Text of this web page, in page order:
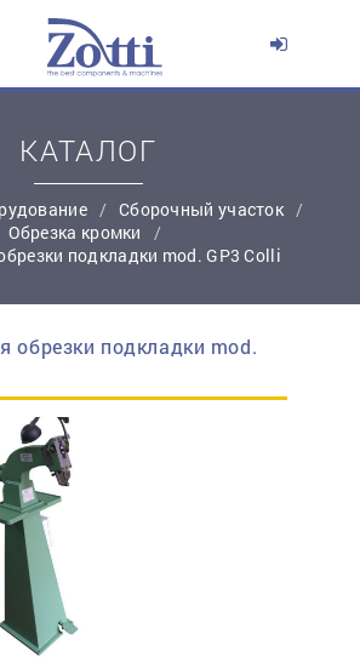
простую регистрацию
КАТАЛОГ
Сборочный участок
Обрезка кромки
подкладки mod. GP3 Colli
обрезки подкладки mod.
О ПРОДУКТЕ
*